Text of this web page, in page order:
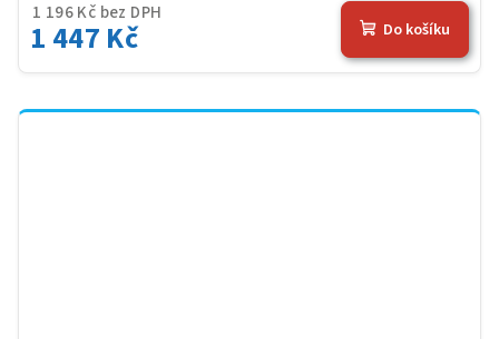
1 196 Kč bez DPH
1 447 Kč Do košíku